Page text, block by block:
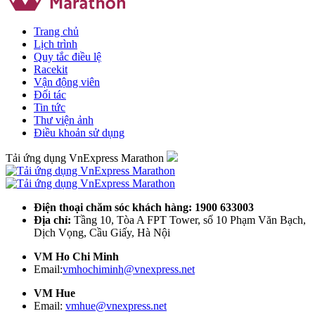
Trang chủ
Lịch trình
Quy tắc điều lệ
Racekit
Vận động viên
Đối tác
Tin tức
Thư viện ảnh
Điều khoản sử dụng
Tải ứng dụng VnExpress Marathon
Điện thoại chăm sóc khách hàng: 1900 633003
Địa chỉ: Tầng 10, Tòa A FPT Tower, số 10 Phạm Văn Bạch,
Dịch Vọng, Cầu Giấy, Hà Nội
VM Ho Chi Minh
Email:vmhochiminh@vnexpress.net
VM Hue
Email: vmhue@vnexpress.net